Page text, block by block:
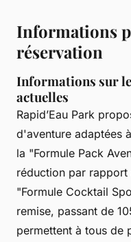
Informations
réservation
Informations sur
actuelles
Rapid’Eau Park
d'aventure adaptées
la "Formule Pack
réduction par
"Formule Cocktail
remise, passant de
permettent à tous de